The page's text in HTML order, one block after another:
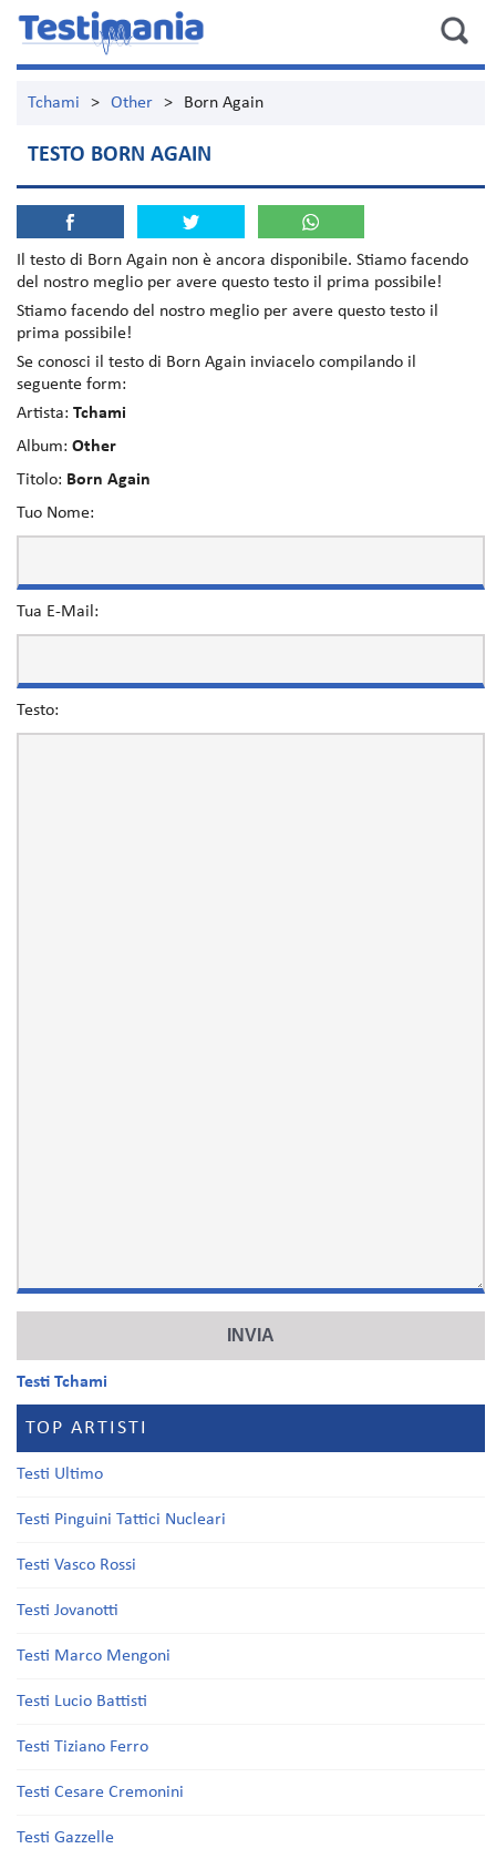
Tchami > Other > Born Again
TESTO BORN AGAIN
Il testo di Born Again non è ancora disponibile. Stiamo facendo
del nostro meglio per avere questo testo il prima possibile!
Stiamo facendo del nostro meglio per avere questo testo il
prima possibile!
Se conosci il testo di Born Again inviacelo compilando il
seguente form:
Artista: Tchami
Album: Other
Titolo: Born Again
Tuo Nome:
Tua E-Mail:
Testo:
Testi Tchami
TOP ARTISTI
Testi Ultimo
Testi Pinguini Tattici Nucleari
Testi Vasco Rossi
Testi Jovanotti
Testi Marco Mengoni
Testi Lucio Battisti
Testi Tiziano Ferro
Testi Cesare Cremonini
Testi Gazzelle